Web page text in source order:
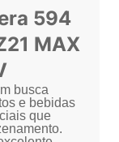
594
MAX
busca
e bebidas
que